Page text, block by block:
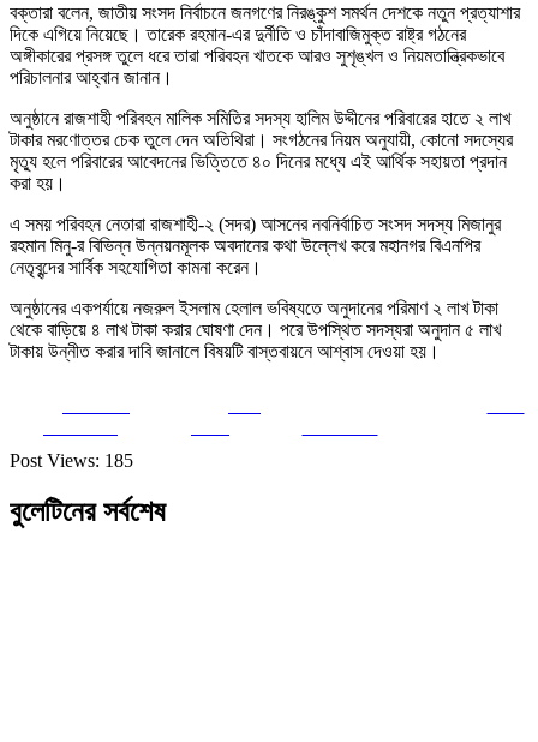
বক্তারা বলেন, জাতীয় সংসদ নির্বাচনে জনগণের নিরঙ্কুশ সমর্থন দেশকে নতুন প্রত্যাশার
দিকে এগিয়ে নিয়েছে। তারেক রহমান-এর দুর্নীতি ও চাঁদাবাজিমুক্ত রাষ্ট্র গঠনের
অঙ্গীকারের প্রসঙ্গ তুলে ধরে তারা পরিবহন খাতকে আরও সুশৃঙ্খল ও নিয়মতান্ত্রিকভাবে
পরিচালনার আহ্বান জানান।
অনুষ্ঠানে রাজশাহী পরিবহন মালিক সমিতির সদস্য হালিম উদ্দীনের পরিবারের হাতে ২ লাখ
টাকার মরণোত্তর চেক তুলে দেন অতিথিরা। সংগঠনের নিয়ম অনুযায়ী, কোনো সদস্যের
মৃত্যু হলে পরিবারের আবেদনের ভিত্তিতে ৪০ দিনের মধ্যে এই আর্থিক সহায়তা প্রদান
করা হয়।
এ সময় পরিবহন নেতারা রাজশাহী-২ (সদর) আসনের নবনির্বাচিত সংসদ সদস্য মিজানুর
রহমান মিনু-র বিভিন্ন উন্নয়নমূলক অবদানের কথা উল্লেখ করে মহানগর বিএনপির
নেতৃবৃন্দের সার্বিক সহযোগিতা কামনা করেন।
অনুষ্ঠানের একপর্যায়ে নজরুল ইসলাম হেলাল ভবিষ্যতে অনুদানের পরিমাণ ২ লাখ টাকা
থেকে বাড়িয়ে ৪ লাখ টাকা করার ঘোষণা দেন। পরে উপস্থিত সদস্যরা অনুদান ৫ লাখ
টাকায় উন্নীত করার দাবি জানালে বিষয়টি বাস্তবায়নে আশ্বাস দেওয়া হয়।
Post Views: 185
বুলেটিনের সর্বশেষ